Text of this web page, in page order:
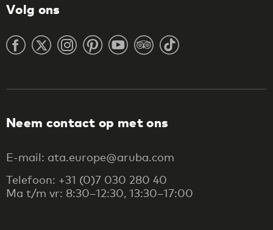
Volg ons
Neem contact op met ons
E-mail: ata.europe@aruba.com
Telefoon: +31 (0)7 030 280 40
Ma t/m vr: 8:30–12:30, 13:30–17:00